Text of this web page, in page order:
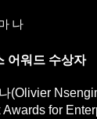
나
어워드 수상자
(Olivier
for